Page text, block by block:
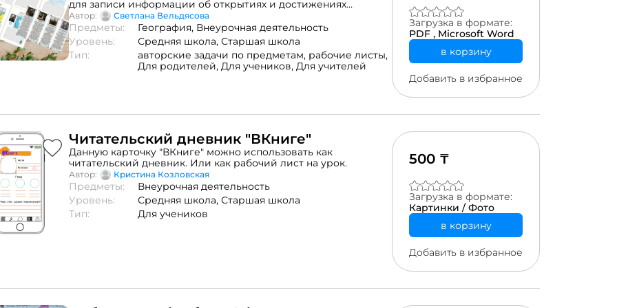
для записи информации об открытиях и достижениях
первооткрывателей и путешественников. В рабочей тетради
добавлены портреты и маршруты следования, данная
информация необходима при подготовке к ВПР в 6 и 7 классе.
Используя данную тетрадь ученикам будет легче запомнить
портреты и маршруты. Применять можно и в последующие
годы обучения для повторения. Также можно использовать на
Дополнительно добавлены для мотивации обучающихся
достижениях путешественников, 20 шт.
Автор: Светлана Вельдясова
Предметы: География, Внеурочная деятельность
Уровень:
Средняя школа, Старшая школа
Тип:
авторские задачи по предметам, рабочие листы,
Для родителей, Для учеников, Для учителей
Загрузка в формате:
PDF , Microsoft Word
в корзину
Добавить в избранное
Читательский дневник "ВКниге"
Данную карточку "ВКниге" можно использовать как
читательский дневник. Или как рабочий лист на урок.
Автор: Кристина Козловская
Предметы:
Внеурочная деятельность
Уровень:
Средняя школа, Старшая школа
Тип:
Для учеников
500 ₸
Загрузка в формате:
Картинки / Фото
в корзину
Добавить в избранное